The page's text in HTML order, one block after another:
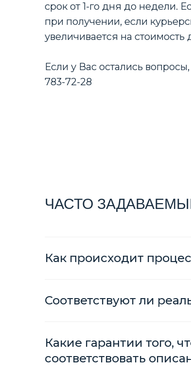
срок от 1-го дня до недели.
при получении, если
увеличивается на стоимость
Если у Вас остались
783-72-28
ЧАСТО
Как происходит
Соответствуют ли
Какие гарантии того,
соответствовать